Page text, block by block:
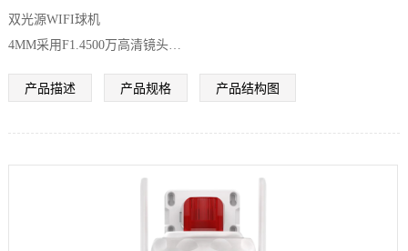
双光源WIFI球机
4MM采用F1.4500万高清镜头
500万高清镜头
产品描述 产品规格 产品结构图